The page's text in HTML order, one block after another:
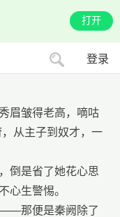
打开
登录
眉皱得老高，嘀咕
从主子到奴才，一
倒是省了她花心思
心生警惕。
那便是秦阙除了